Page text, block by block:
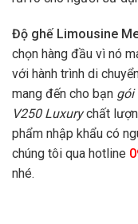
Độ ghế Limousine
chọn hàng đầu vì nó
với hành trình di
mang đến cho bạn gói
V250 Luxurychất
phẩm nhập khẩu có
chúng tôi qua hotline
nhé.